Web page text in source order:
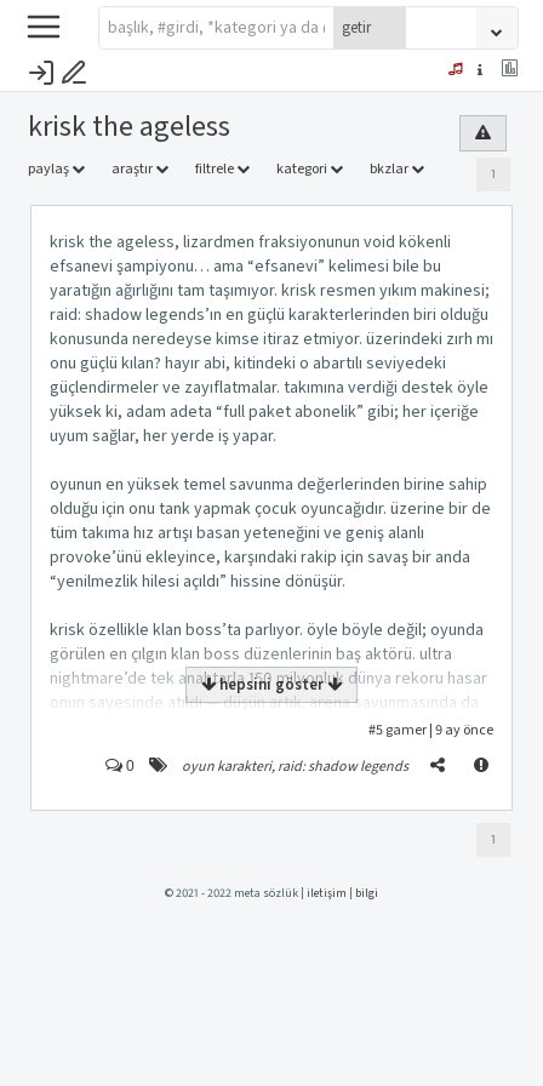
krisk the ageless
paylaş araştır filtrele kategori bkzlar 1
krisk the ageless, lizardmen fraksiyonunun void kökenli
efsanevi şampiyonu… ama “efsanevi” kelimesi bile bu
yaratığın ağırlığını tam taşımıyor. krisk resmen yıkım makinesi;
raid: shadow legends’ın en güçlü karakterlerinden biri olduğu
konusunda neredeyse kimse itiraz etmiyor. üzerindeki zırh mı
onu güçlü kılan? hayır abi, kitindeki o abartılı seviyedeki
güçlendirmeler ve zayıflatmalar. takımına verdiği destek öyle
yüksek ki, adam adeta “full paket abonelik” gibi; her içeriğe
uyum sağlar, her yerde iş yapar.
oyunun en yüksek temel savunma değerlerinden birine sahip
olduğu için onu tank yapmak çocuk oyuncağıdır. üzerine bir de
tüm takıma hız artışı basan yeteneğini ve geniş alanlı
provoke’ünü ekleyince, karşındaki rakip için savaş bir anda
“yenilmezlik hilesi açıldı” hissine dönüşür.
krisk özellikle klan boss’ta parlıyor. öyle böyle değil; oyunda
görülen en çılgın klan boss düzenlerinin baş aktörü. ultra
nightmare’de tek anahtarla 150 milyonluk dünya rekoru hasar
onun sayesinde atıldı — düşün artık. arena savunmasında da
şampiyonlar şampiyonu gibi durur; platinum arena’da rakipler
onun olduğu takımlara girerken iki kere düşünür.
hepsini göster
#5gamer|9 ay önce
0 oyun karakteri,raid: shadow legends
1
kapat kaydet
© 2021 - 2022 meta sözlük | iletişim bilgi